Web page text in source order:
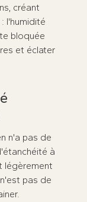
créant
l'humidité
bloquée
et éclater
n'a pas de
à
légèrement
pas de